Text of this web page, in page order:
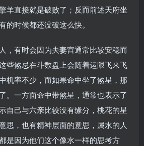
羊直接就是破败了；反而前述天府坐
的时候都还没破这么快。
，有时会因为夫妻宫通常比较安稳而
些煞忌在斗数盘上会随着运限飞来飞
机率不少，而如果命中坐了煞星，那
。一方面命中带煞星，通常也表示了
自己与六亲比较没有缘分，桃花的星
思，也有精神层面的意思，属水的人
是因为他们这个像水一样的思考方